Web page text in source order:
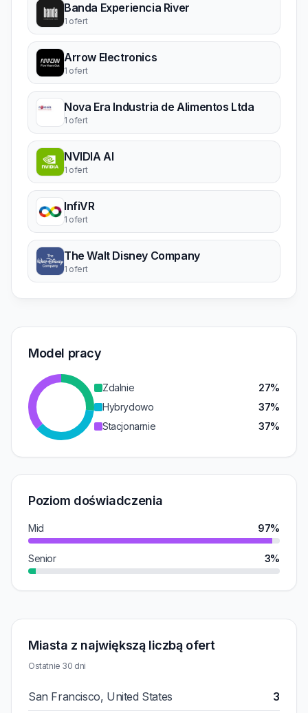
Banda Experiencia River
1 ofert
Arrow Electronics
1 ofert
Nova Era Industria de Alimentos Ltda
1 ofert
NVIDIA AI
1 ofert
InfiVR
1 ofert
The Walt Disney Company
1 ofert
Model pracy
Zdalnie
27%
Hybrydowo
37%
Stacjonarnie
37%
Poziom doświadczenia
Mid 97%
Senior 3%
Miasta z największą liczbą ofert
Ostatnie 30 dni
San Francisco, United States 3